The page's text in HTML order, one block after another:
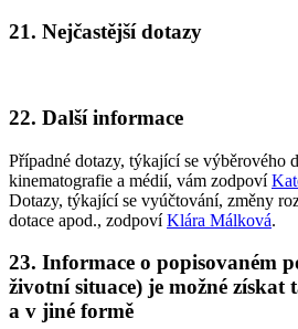
21. Nejčastější dotazy
22. Další informace
Případné dotazy, týkající se výběrového
kinematografie a médií, vám zodpoví
Dotazy, týkající se vyúčtování, změny
dotace apod., zodpovíKlára Málková.
23. Informace o popisovaném
životní situace) je možné získat
a v jiné formě